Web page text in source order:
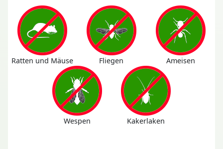
Ratten und Mäuse Fliegen Ameisen
Wespen Kakerlaken